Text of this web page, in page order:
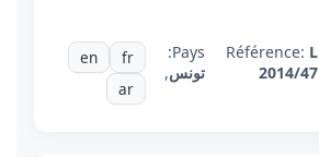
Référence: L
2014/47
Pays:
تونس,
fr
en
ar